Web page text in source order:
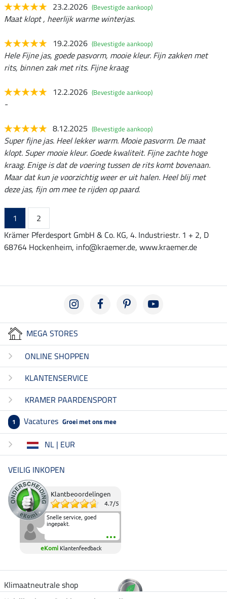
23.2.2026 (Bevestigde aankoop)
Maat klopt , heerlijk warme winterjas.
19.2.2026 (Bevestigde aankoop)
Hele Fijne jas, goede pasvorm, mooie kleur. Fijn zakken met
rits, binnen zak met rits. Fijne kraag
12.2.2026 (Bevestigde aankoop)
-
8.12.2025 (Bevestigde aankoop)
Super fijne jas. Heel lekker warm. Mooie pasvorm. De maat
klopt. Super mooie kleur. Goede kwaliteit. Fijne zachte hoge
kraag. Enige is dat de voering tussen de rits komt bovenaan.
Maar dat kun je voorzichtig weer er uit halen. Heel blij met
deze jas, fijn om mee te rijden op paard.
1
2
Krämer Pferdesport GmbH & Co. KG, 4. Industriestr. 1 + 2, D
68764 Hockenheim, info@kraemer.de, www.kraemer.de
MEGA STORES
ONLINE SHOPPEN
KLANTENSERVICE
KRAMER PAARDENSPORT
1 Vacatures Groei met ons mee
NL | EUR
VEILIG INKOPEN
Klantbeoordelingen
4.7/5
Snelle service, goed
ingepakt.
eKomi Klantenfeedback
Klimaatneutrale shop